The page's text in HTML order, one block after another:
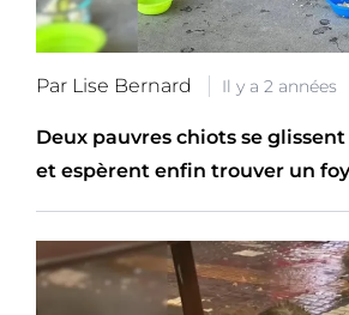
Par Lise Bernard Il y a 2 années
Deux pauvres chiots se
et espèrent enfin trouver un